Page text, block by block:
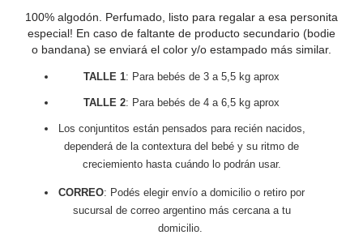
100% algodón. Perfumado, listo para regalar a esa personita
especial! En caso de faltante de producto secundario (bodie
o bandana) se enviará el color y/o estampado más similar.
TALLE 1: Para bebés de 3 a 5,5 kg aprox
TALLE 2: Para bebés de 4 a 6,5 kg aprox
Los conjuntitos están pensados para recién nacidos,
dependerá de la contextura del bebé y su ritmo de
creciemiento hasta cuándo lo podrán usar.
CORREO: Podés elegir envío a domicilio o retiro por
sucursal de correo argentino más cercana a tu
domicilio.